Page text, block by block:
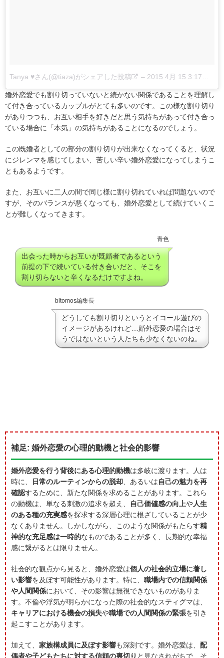
Tanya ♥さん(@tiaza)がシェアした投稿 – 2015 4月 15 3:17午前 PDT
婚外恋愛でも割り切っていないと続かない関係であることを理解し
て付き合っているカップルがとても多いのです。この様な割り切り
がありつつも、お互い相手を好きだと思う気持ちがあって付き合っ
ている場合に「本気」の気持ちがあることになるのでしょう。
この既婚者としての部分の割り切りが出来なくなってくると、状況
にジレンマを感じてしまい、苦しい辛い婚外恋愛になってしまうこ
ともあるようです。
また、お互いに二人の間で同じ様に割り切れていれば問題ないので
すが、そのバランスが悪くなっても、婚外恋愛として続けていくこ
とが難しくなってきます。
青色
出会った時からお互いが既婚者であるという
前提の下で続いている付き合いだと、そこを
割り切らないと辛くなるだけですよね。
bitomos編集長
どうしても割り切りというとイコール遊びの
イメージがあるけれど…婚外恋愛の場合はそ
うではないという人たちも少なくないのね。
補足: 婚外恋愛の心理的動機と社会的影響
婚外恋愛を行う背後にある心理的動機は多岐に渡ります。人は
時に、
日常のルーティンからの脱却 、あるいは自己の魅力を再
確認するために、新たな関係を求めることがあります。これら
の動機は、単なる刺激の追求を超え、
自己価値感の向上や人生
のある種の充実感を探求する深層心理に根ざしていることが少
なくありません。しかしながら、このような関係がもたらす精
神的な充足感は一時的なものであることが多く、長期的な幸福
感に繋がるとは限りません。
社会的な観点から見ると、婚外恋愛は個人の社会的立場に著し
い影響を及ぼす可能性があります。特に、 職場内での信頼関係
や人間関係において、その影響は無視できないものがありま
す。不倫や浮気が明らかになった際の社会的なスティグマは、
キャリアにおける機会の損失や職場での人間関係の緊張を引き
起こすことがあります。
加えて、 家族構成員に及ぼす影響も深刻です。婚外恋愛は、 配
偶者や子どもたちに対する信頼の裏切り と見なされがちで、そ